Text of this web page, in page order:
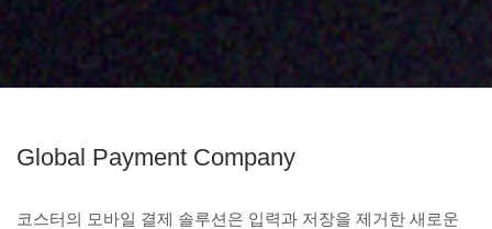
Global Payment Company
코스터의 모바일 결제 솔루션은 입력과 저장을 제거한 새로운